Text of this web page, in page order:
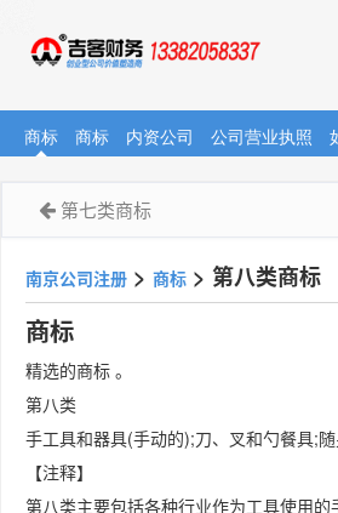
商标 商标 内资公司 公司营业执照
第七类商标
南京公司注册 > 商标 > 第八类商标
商标
精选的商标 。
第八类
手工具和器具(手动的);刀、叉和勺餐具;
【注释】
第八类主要包括各种行业作为工具使用的